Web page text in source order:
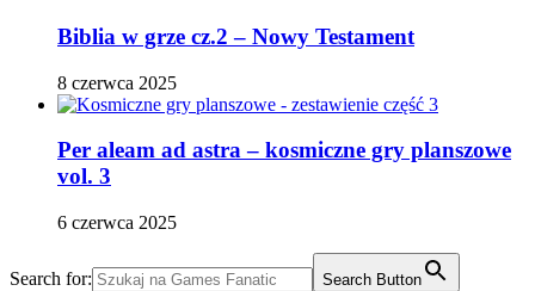
Biblia w grze cz.2 – Nowy Testament
8 czerwca 2025
Per aleam ad astra – kosmiczne gry planszowe
vol. 3
6 czerwca 2025
Search for:
Search Button